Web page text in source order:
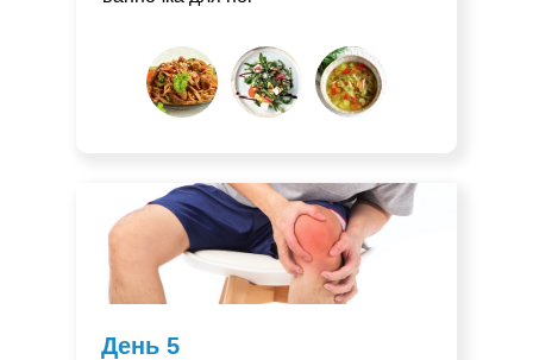
День 5